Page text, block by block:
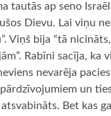
tautās ap seno
Dievu. Lai viņu
Viņš bija “tā
Rabīni sacīja, ka
nevarēja
un
Bet kas